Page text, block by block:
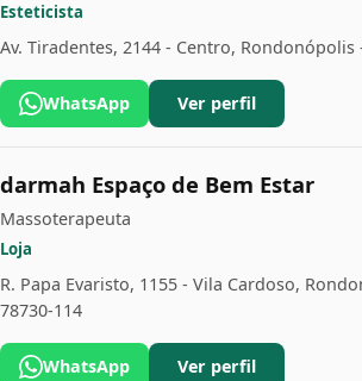
Esteticista
Av. Tiradentes, 2144 - Centro, Rondonópolis
WhatsApp Ver perfil
darmah Espaço de Bem Estar
Massoterapeuta
Loja
R. Papa Evaristo, 1155 - Vila Cardoso,
78730-114
WhatsApp Ver perfil